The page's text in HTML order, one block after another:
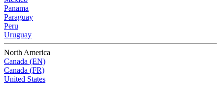
Panama
Paraguay
Peru
Uruguay
North America
Canada (EN)
Canada (FR)
United States